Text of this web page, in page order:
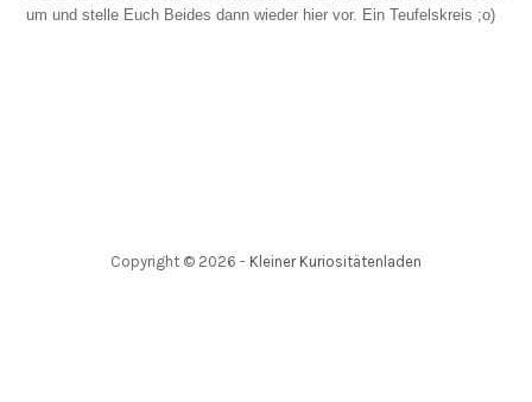
um und stelle Euch Beides dann wieder hier vor. Ein Teufelskreis ;o)
Copyright © 2026 - Kleiner Kuriositätenladen